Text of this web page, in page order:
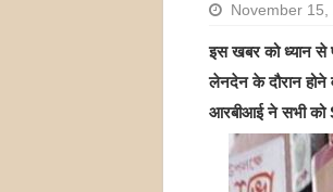
November 15,
इस खबर को ध्यान से
लेनदेन के दौरान होने
आरबीआई ने सभी को